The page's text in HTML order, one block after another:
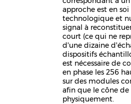
approche est en
technologique et
signal à
court (ce qui ne
d'une dizaine
dispositifs
est nécessaire de
en phase les 256
sur des modules
afin que le cône
physiquement.